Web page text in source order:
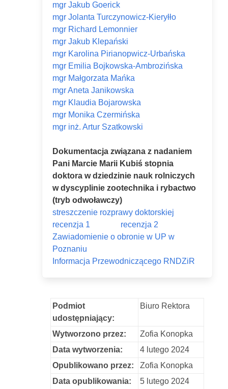
mgr Jakub Goerick
mgr Jolanta Turczynowicz-Kieryłło
mgr Richard Lemonnier
mgr Jakub Klepański
mgr Karolina Pirianopwicz-Urbańska
mgr Emilia Bojkowska-Ambrozińska
mgr Małgorzata Mańka
mgr Aneta Janikowska
mgr Klaudia Bojarowska
mgr Monika Czermińska
mgr inż. Artur Szatkowski
Dokumentacja związana z nadaniem
Pani Marcie Marii Kubiś stopnia
doktora w dziedzinie nauk rolniczych
w dyscyplinie zootechnika i rybactwo
(tryb odwoławczy)
streszczenie rozprawy doktorskiej
recenzja 1
recenzja 2
Zawiadomienie o obronie w UP w
Poznaniu
Informacja Przewodniczącego RNDZiR
Podmiot
udostępniający:
Biuro Rektora
Wytworzono przez:
Zofia Konopka
Data wytworzenia:
4 lutego 2024
Opublikowano przez:
Zofia Konopka
Data opublikowania:
5 lutego 2024